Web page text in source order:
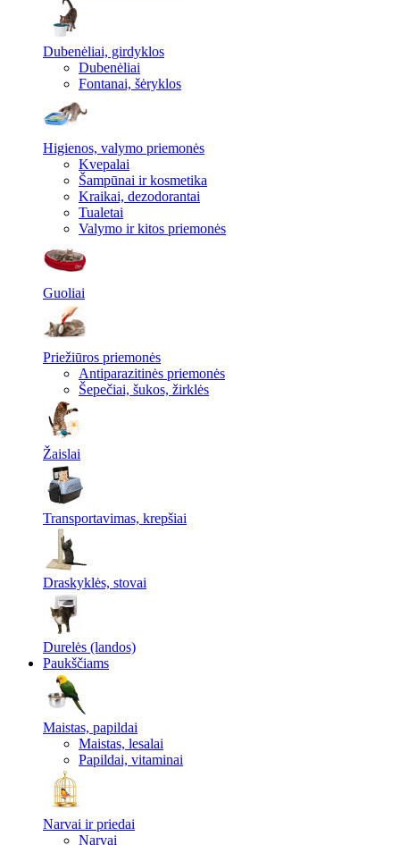
Dubenėliai, girdyklos
Dubenėliai
Fontanai, šėryklos
Higienos, valymo priemonės
Kvepalai
Šampūnai ir kosmetika
Kraikai, dezodorantai
Tualetai
Valymo ir kitos priemonės
Guoliai
Priežiūros priemonės
Antiparazitinės priemonės
Šepečiai, šukos, žirklės
Žaislai
Transportavimas, krepšiai
Draskyklės, stovai
Durelės (landos)
Paukščiams
Maistas, papildai
Maistas, lesalai
Papildai, vitaminai
Narvai ir priedai
Narvai